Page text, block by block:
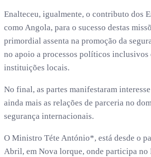
Enalteceu, igualmente, o contributo dos
como Angola, para o sucesso destas
primordial assenta na promoção da
no apoio a processos políticos inclusivos
instituições locais.
No final, as partes manifestaram
ainda mais as relações de parceria no
segurança internacionais.
O Ministro Téte António*, está desde o
Abril, em Nova lorque, onde participa no